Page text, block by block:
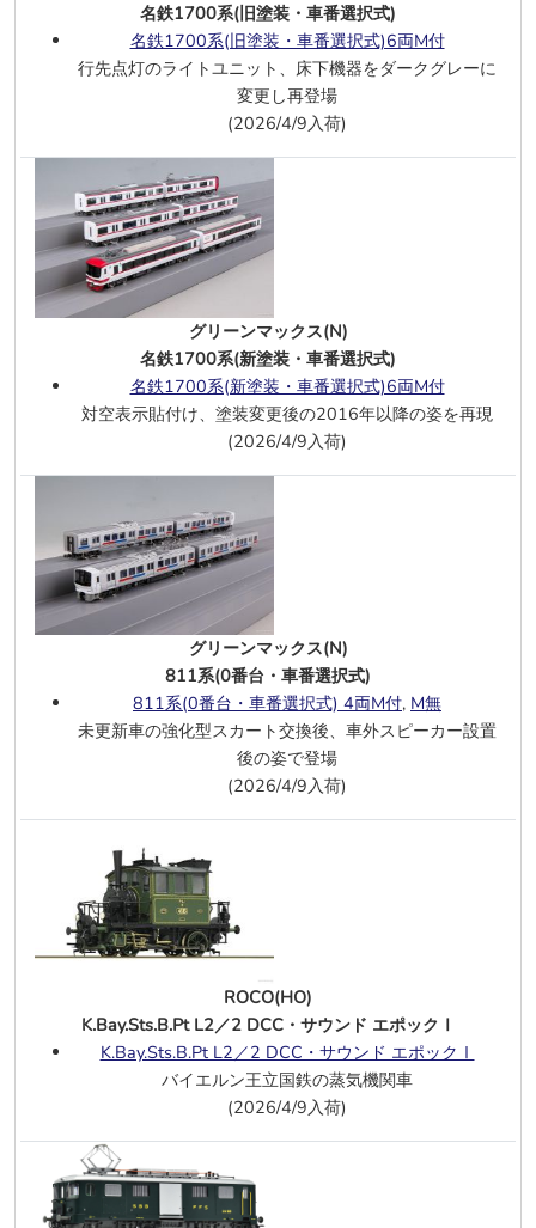
トラムウェイ(J)
14系500番台座席車 基本A3両、
B2両
14系オハ14 500番台 単品
カツミ(J)
東武8000型 原形・新製冷房車 基本4両
A
東武8000型 原型・新製冷房車 6両セッ
ト
6/11
TOMIX(N)
小田急ロマンスカー50000形VSE 10両
東武100系【スペーシア】登場時色6両
グリーンマックス(N)
近鉄6200系(南大阪線・6217編成)基本
4両
近鉄6200系(南大阪線・6215編成)増結
4両
近鉄6200系(南大阪線・6209編成)基本
3両
近鉄6200系(南大阪線・6211編成)増結
3両
近鉄6820系(南大阪線・車番選択式)2両
近鉄6200系+6820系(南大阪線)5両
フライッシュマン(N)
3軸ボギーホッパー車 3両 DB エポック
Ⅳ セット1
セット2
ROCO(HO)
オープンデッキ2軸客車 2両 OBB エポ
ックⅢ
2軸ダブルルーフ郵便・荷物合造車 PKP
エポックⅣ
1等・荷物ダブルデッカー客車 SBB エ
ポックⅤーⅥ
2等ダブルデッカー客車2両 エポックⅤ
ーⅥ セット2
2軸無蓋車 3両 OBB エポックⅢーⅣ
ボギーホッパー車 DR エポックⅣ
名鉄1700系(旧塗装・車番選択式)
名鉄1700系(旧塗装・車番選択式)6両M付
行先点灯のライトユニット、床下機器をダークグレーに
変更し再登場
(2026/4/9入荷)
グリーンマックス(N)
名鉄1700系(新塗装・車番選択式)
名鉄1700系(新塗装・車番選択式)6両M付
対空表示貼付け、塗装変更後の2016年以降の姿を再現
(2026/4/9入荷)
グリーンマックス(N)
811系(0番台・車番選択式)
811系(0番台・車番選択式) 4両M付, M無
未更新車の強化型スカート交換後、車外スピーカー設置
後の姿で登場
(2026/4/9入荷)
ROCO(HO)
K.Bay.Sts.B.Pt L2／2 DCC・サウンド エポックⅠ
K.Bay.Sts.B.Pt L2／2 DCC・サウンド エポックⅠ
バイエルン王立国鉄の蒸気機関車
(2026/4/9入荷)